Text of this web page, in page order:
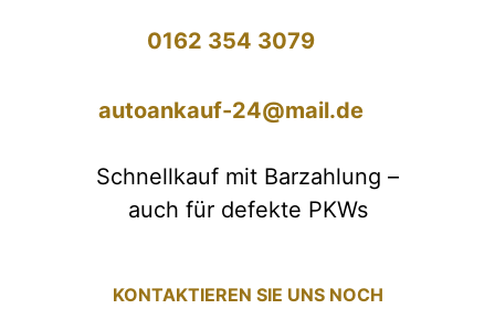
0162 354 3079
autoankauf-24@mail.de
Schnellkauf mit Barzahlung –
auch für defekte PKWs
KONTAKTIEREN SIE UNS NOCH